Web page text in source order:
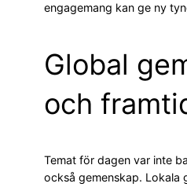
engagemang kan ge ny
Global
och
Temat för dagen var inte
också gemenskap. Lokala